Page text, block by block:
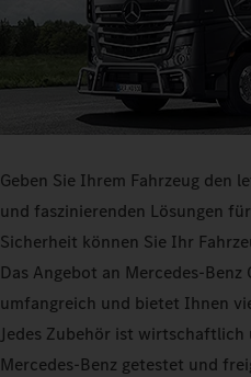
Geben Sie Ihrem Fahrzeug den
und faszinierenden Lösungen
Sicherheit können Sie Ihr
Das Angebot an Mercedes-
umfangreich und bietet Ihnen
Jedes Zubehör ist wirtschaftlich
Mercedes-Benz getestet und